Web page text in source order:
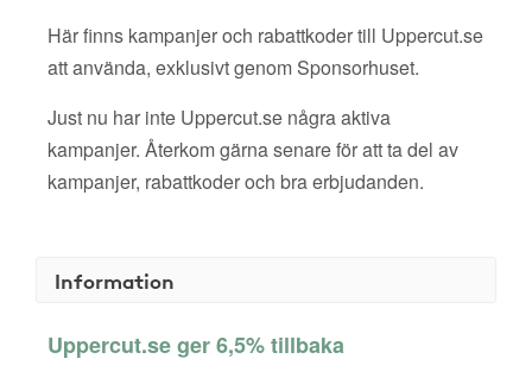
Här finns kampanjer och rabattkoder till Uppercut.se
att använda, exklusivt genom Sponsorhuset.
Just nu har inte Uppercut.se några aktiva
kampanjer. Återkom gärna senare för att ta del av
kampanjer, rabattkoder och bra erbjudanden.
Information
Uppercut.se ger 6,5% tillbaka